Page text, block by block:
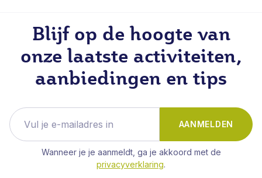
Blijf op de hoogte van
onze laatste activiteiten,
aanbiedingen en tips
AANMELDEN
Wanneer je je aanmeldt, ga je akkoord met de
privacyverklaring.